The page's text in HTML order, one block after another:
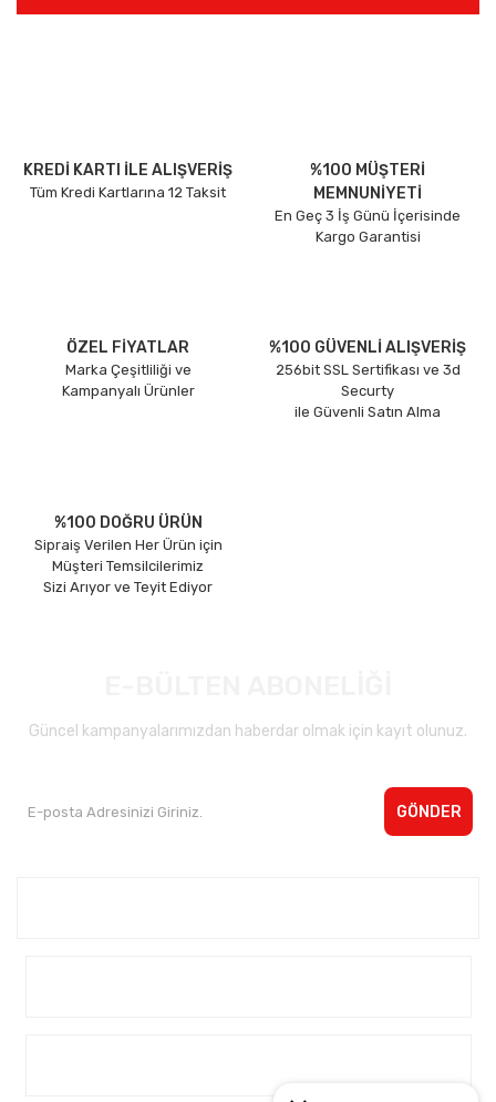
KREDİ KARTI İLE ALIŞVERİŞ
Tüm Kredi Kartlarına 12 Taksit
%100 MÜŞTERİ
MEMNUNİYETİ
En Geç 3 İş Günü İçerisinde
Kargo Garantisi
ÖZEL FİYATLAR
Marka Çeşitliliği ve
Kampanyalı Ürünler
%100 GÜVENLİ ALIŞVERİŞ
256bit SSL Sertifikası ve 3d
Securty
ile Güvenli Satın Alma
%100 DOĞRU ÜRÜN
Sipraiş Verilen Her Ürün için
Müşteri Temsilcilerimiz
Sizi Arıyor ve Teyit Ediyor
Güncel kampanyalarımızdan haberdar olmak için kayıt olunuz.
GÖNDER